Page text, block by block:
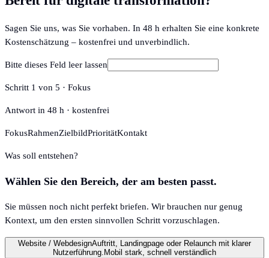
Sagen Sie uns, was Sie vorhaben. In 48 h erhalten Sie eine konkrete
Kostenschätzung – kostenfrei und unverbindlich.
Bitte dieses Feld leer lassen
Schritt 1 von 5 · Fokus
Antwort in 48 h · kostenfrei
FokusRahmenZielbildPrioritätKontakt
Was soll entstehen?
Wählen Sie den Bereich, der am besten passt.
Sie müssen noch nicht perfekt briefen. Wir brauchen nur genug
Kontext, um den ersten sinnvollen Schritt vorzuschlagen.
Website / WebdesignAuftritt, Landingpage oder Relaunch mit klarer
Nutzerführung. Mobil stark, schnell verständlich